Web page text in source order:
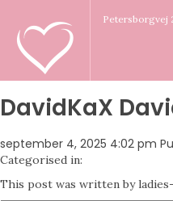
Petersborgvej
DavidKaX
september 4, 2025 4:02 pm
Categorised in:
This post was written by